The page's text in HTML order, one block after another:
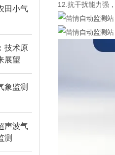
田小气
技术原
展望
象监测
声波气
测
12.抗干扰能力强